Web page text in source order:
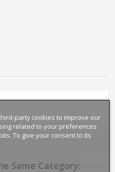
Same Category:
party cookies to improve our
related to your preferences
To give your consent to its